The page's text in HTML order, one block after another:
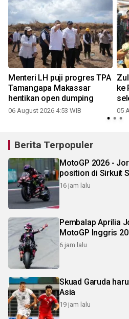
Menteri LH puji progres TPA
Tamangapa Makassar
hentikan open dumping
06 August 2026 4:53 WIB
ke
05
Berita Terpopuler
MotoGP 2026 -
position di
16 jam lalu
Pembalap Aprilia
MotoGP Inggris
6 jam lalu
Skuad Garuda
Asia
19 jam lalu